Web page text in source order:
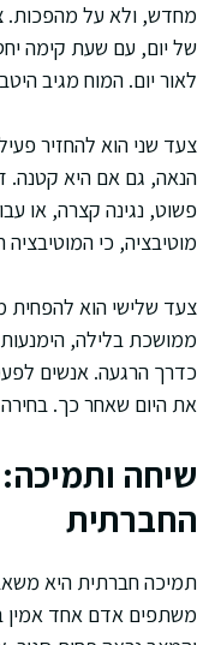
מחדש, ולא על מהפכות.
של יום, עם שעת קימה
לאור יום. המוח מגיב
צעד שני הוא להחזיר
הנאה, גם אם היא קטנה.
פשוט, נגינה קצרה, או
מוטיבציה, כי
צעד שלישי הוא להפחית
ממושכת בלילה,
כדרך הרגעה. אנשים
את היום שאחר כך. בחירה
שיחה
החברתית
תמיכה חברתית היא
משתפים אדם אחד אמין